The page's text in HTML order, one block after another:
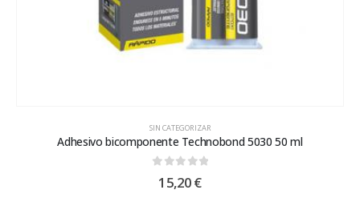
SIN CATEGORIZAR
Adhesivo bicomponente Technobond 5030 50 ml
15,20€